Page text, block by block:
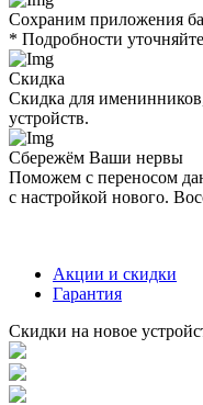
Сохраним приложения
* Подробности
Скидка
Скидка для
устройств.
Сбережём Ваши нервы
Поможем с переносом
с настройкой нового.
Акции и скидки
Гарантия
Скидки на новое